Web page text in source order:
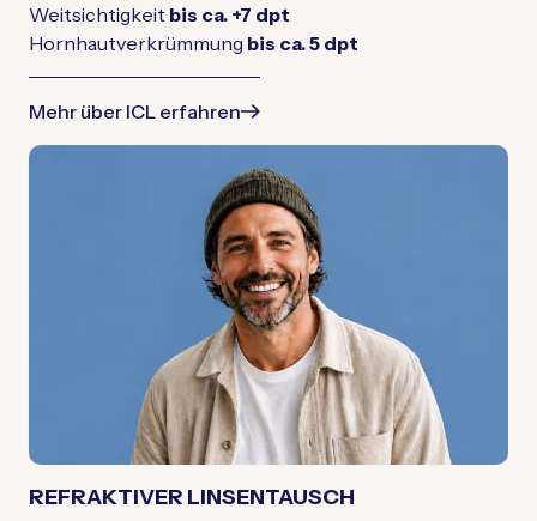
Weitsichtigkeit bis ca. +7 dpt
Hornhautverkrümmung bis ca. 5 dpt
Mehr über ICL erfahren
REFRAKTIVER LINSENTAUSCH